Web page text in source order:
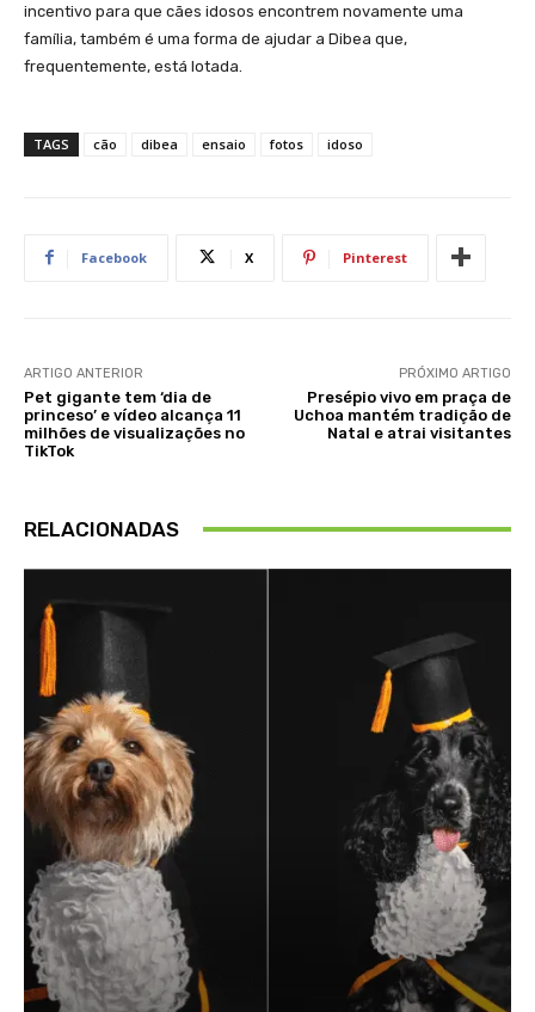
incentivo para que cães idosos encontrem novamente uma
família, também é uma forma de ajudar a Dibea que,
frequentemente, está lotada.
TAGS cão dibea ensaio fotos idoso
Facebook X Pinterest
ARTIGO ANTERIOR
Pet gigante tem ‘dia de
princeso’ e vídeo alcança 11
milhões de visualizações no
TikTok
PRÓXIMO ARTIGO
Presépio vivo em praça de
Uchoa mantém tradição de
Natal e atrai visitantes
RELACIONADAS